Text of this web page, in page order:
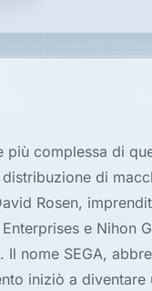
più complessa di
di
Rosen,
e Nihon
nome SEGA,
iniziò a